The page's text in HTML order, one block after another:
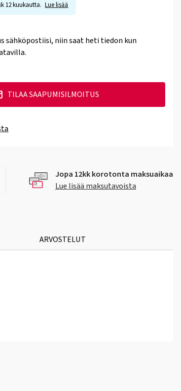
12 kuukautta. Lue lisää
sähköpostiisi, niin saat heti tiedon kun
TILAA SAAPUMISILMOITUS
Jopa 12kk korotonta maksuaikaa
Lue lisää maksutavoista
ARVOSTELUT